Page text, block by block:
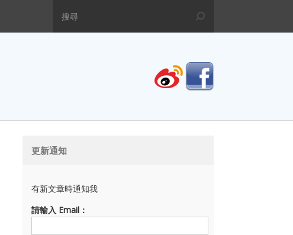
更新通知
有新文章時通知我
請輸入 Email：